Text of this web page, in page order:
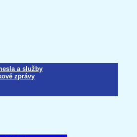
a služby
zprávy